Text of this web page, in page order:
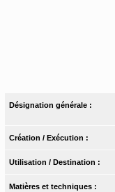
Désignation générale :
Création / Exécution :
Utilisation / Destination :
Matières et techniques :